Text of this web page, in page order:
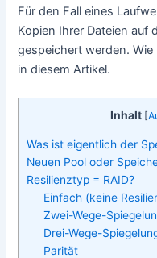
Für den Fall eines
Kopien Ihrer Dateien auf
gespeichert werden.
in diesem Artikel.
Inhalt [
Was ist eigentlich der
Neuen Pool oder
Resilienztyp = RAID?
Einfach (keine
Zwei-Wege-
Drei-Wege-
Parität